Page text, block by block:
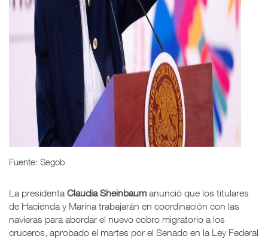
Fuente: Segob
La presidenta Claudia Sheinbaum anunció que los titulares
de Hacienda y Marina trabajarán en coordinación con las
navieras para abordar el nuevo cobro migratorio a los
cruceros, aprobado el martes por el Senado en la Ley Federal